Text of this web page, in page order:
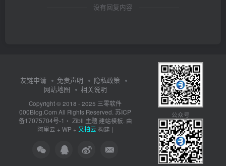
没有回复内容
友链申请 免责声明
隐私政策
网站地图
相关说明
Copyright © 2018 - 2025 三零软件
000Blog.Com All Rights Reserved. 苏ICP
备17075704号-1 ・ Zibll 主题建站模板. 由
阿里云 + WP + 又拍云构建 |
公众号